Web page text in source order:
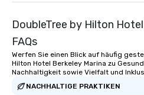
DoubleTree by Hilton
FAQs
Werfen Sie einen Blick auf häufig
Hilton Hotel Berkeley Marina zu
Nachhaltigkeit sowie Vielfalt und
NACHHALTIGE PRAKTIKEN